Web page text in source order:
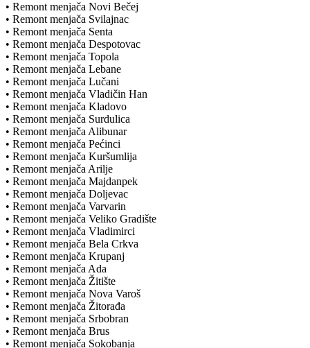
• Remont menjača Novi Bečej
• Remont menjača Svilajnac
• Remont menjača Senta
• Remont menjača Despotovac
• Remont menjača Topola
• Remont menjača Lebane
• Remont menjača Lučani
• Remont menjača Vladičin Han
• Remont menjača Kladovo
• Remont menjača Surdulica
• Remont menjača Alibunar
• Remont menjača Pećinci
• Remont menjača Kuršumlija
• Remont menjača Arilje
• Remont menjača Majdanpek
• Remont menjača Doljevac
• Remont menjača Varvarin
• Remont menjača Veliko Gradište
• Remont menjača Vladimirci
• Remont menjača Bela Crkva
• Remont menjača Krupanj
• Remont menjača Ada
• Remont menjača Žitište
• Remont menjača Nova Varoš
• Remont menjača Žitorađa
• Remont menjača Srbobran
• Remont menjača Brus
• Remont menjača Sokobanja